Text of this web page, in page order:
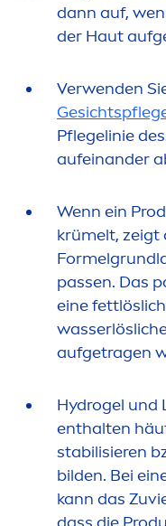
dann auf,
der Haut
Verwenden
Pflegelinie
aufeinander
Wenn ein
krümelt, zeigt
passen. Das
eine
aufgetragen
Hydrogel und
enthalten
stabilisieren
bilden. Bei
kann das
dass die